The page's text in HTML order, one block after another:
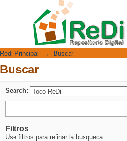
Repositorio Digital
Redi Principal → Buscar
Buscar
Search:
Filtros
Use filtros para refinar la busqueda.